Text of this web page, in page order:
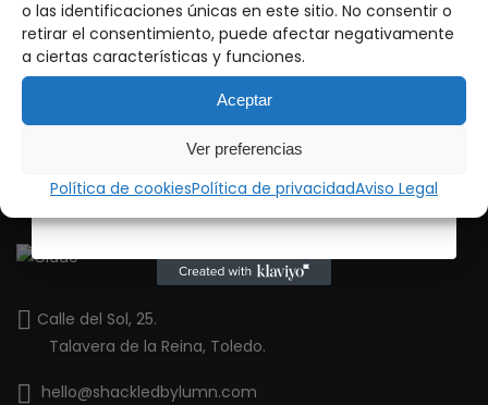
o las identificaciones únicas en este sitio. No consentir o
retirar el consentimiento, puede afectar negativamente
a ciertas características y funciones.
Aceptar
Ver preferencias
Política de cookiesPolítica de privacidadAviso Legal
Calle del Sol, 25.
Talavera de la Reina, Toledo.
hello@shackledbylumn.com
Suscríbete